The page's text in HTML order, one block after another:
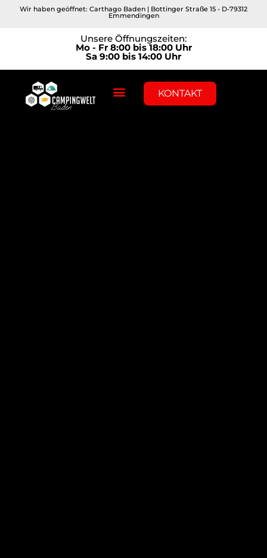
Wir haben geöffnet: Carthago Baden | Bottinger Straße 15 - D-79312
Emmendingen
Unsere Öffnungszeiten:
Mo - Fr 8:00 bis 18:00 Uhr
Sa 9:00 bis 14:00 Uhr
KONTAKT